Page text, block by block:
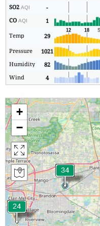
SO2AQI -
COAQI 1
Temp
29
Pressure
1021
Humidity
82
Wind
4
+
−